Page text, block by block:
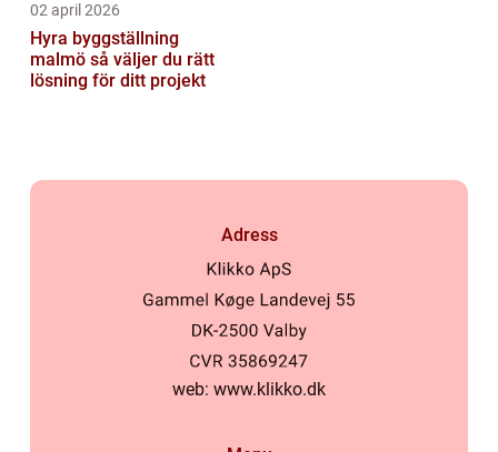
02 april 2026
Hyra byggställning
malmö så väljer du rätt
lösning för ditt projekt
Adress
web: www.klikko.dk